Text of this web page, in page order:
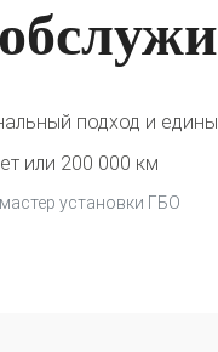
подход и
или 200 000 км
установки ГБО